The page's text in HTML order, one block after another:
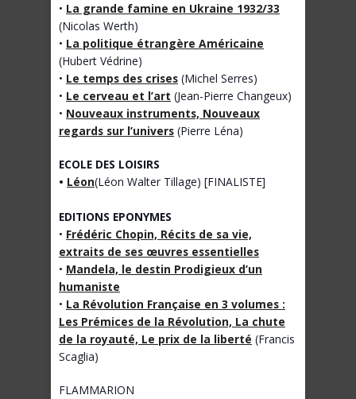
• La grande famine en Ukraine 1932/33
(Nicolas Werth)
• La politique étrangère Américaine
(Hubert Védrine)
• Le temps des crises (Michel Serres)
• Le cerveau et l’art (Jean-Pierre Changeux)
• Nouveaux instruments, Nouveaux
regards sur l’univers (Pierre Léna)
ECOLE DES LOISIRS
• Léon(Léon Walter Tillage) [FINALISTE]
EDITIONS EPONYMES
• Frédéric Chopin, Récits de sa vie,
extraits de ses œuvres essentielles
• Mandela, le destin Prodigieux d’un
humaniste
• La Révolution Française en 3 volumes :
Les Prémices de la Révolution, La chute
de la royauté, Le prix de la liberté (Francis
Scaglia)
FLAMMARION